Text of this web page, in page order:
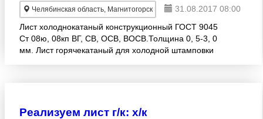
Челябинская область, Магнитогорск
31.08.2017 08:00
Лист холоднокатаный конструкционный ГОСТ 9045
Ст 08ю, 08кп ВГ, СВ, ОСВ, ВОСВ.Толщина 0, 5-3, 0
мм. Лист горячекатаный для холодной штамповки
Реализуем лист г/к: х/к